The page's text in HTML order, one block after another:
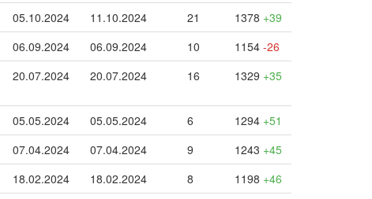
05.10.2024 11.10.2024 21 1378 +39
06.09.2024 06.09.2024 10 1154 -26
20.07.2024 20.07.2024 16 1329 +35
05.05.2024 05.05.2024 6 1294 +51
07.04.2024 07.04.2024 9 1243 +45
18.02.2024 18.02.2024 8 1198 +46